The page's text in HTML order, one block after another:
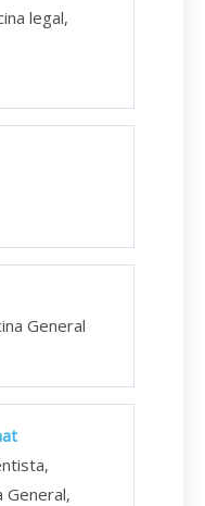
legal,
General
General,